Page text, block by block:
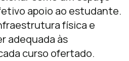
apoio ao estudante.
física e
adequada às
curso ofertado.